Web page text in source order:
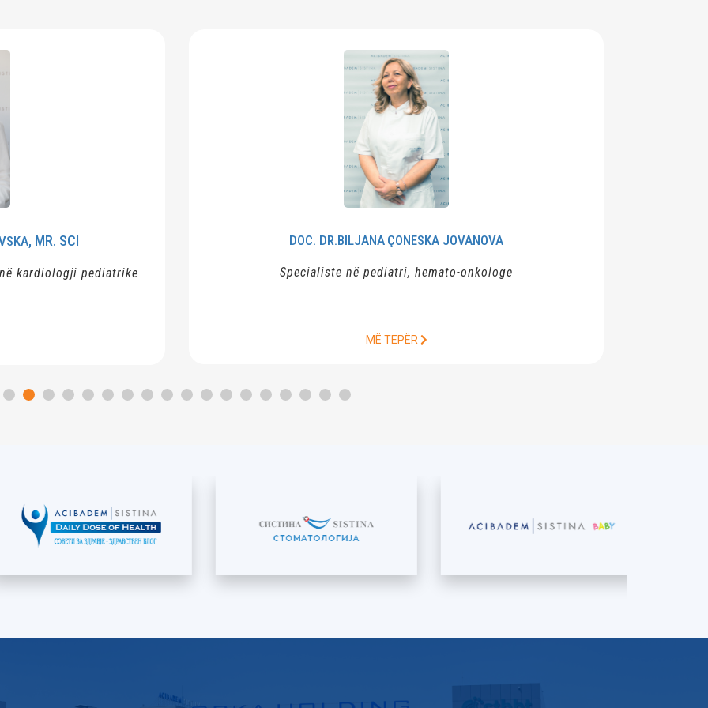
DR.BILJANA
në pediatri, hemato-onkologe
DIJANAMARINOVSKA
Magjistre e terapisë fizikale në pediatri